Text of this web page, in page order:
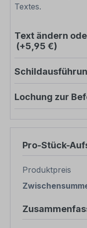
Textes.
Text ändern
(+5,95 €)
Lochung zur
Pro-Stück-
Produktpreis